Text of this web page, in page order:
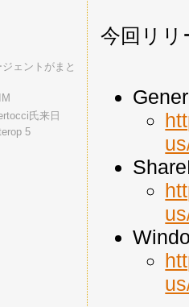
今回リ
ェントがまと
氏来日
5